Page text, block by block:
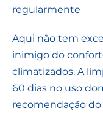
regularmente
Aqui não tem
inimigo do
climatizados. A
60 dias no uso
recomendação